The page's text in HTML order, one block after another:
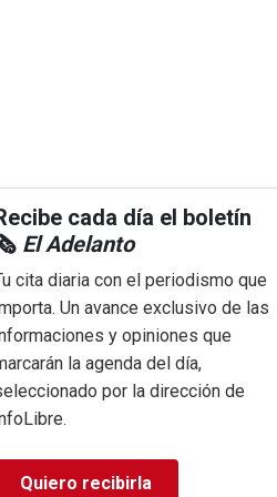
cada día el boletín
El Adelanto
cita diaria con el periodismo que
Un avance exclusivo de las
y opiniones que
la agenda del día,
por la dirección de
Quiero recibirla